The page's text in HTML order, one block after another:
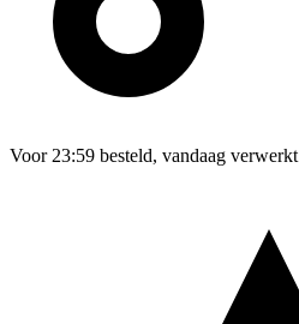
Voor 23:59 besteld, vandaag verwerkt